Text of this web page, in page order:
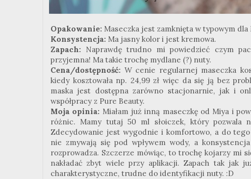
Opakowanie: Maseczka jest zamknięta w typowym
Konsystencja: Ma jasny kolor i jest kremowa.
Zapach: Naprawdę trudno mi powiedzieć czym
przyjemna! Ma takie trochę mydlane (?) nuty.
Cena/dostępność: W cenie regularnej maseczka
kiedy kosztowała np. 24,99 zł więc da się ją bez
maska jest dostępna zarówno stacjonarnie, jak i
współpracy z Pure Beauty.
Moja opinia: Miałam już inną maseczkę od Miya i
różnic. Mamy tutaj 50 ml słoiczek, który pozwala
Zdecydowanie jest wygodnie i komfortowo, a do
nie zmywają się pod wpływem wody, a
rozprowadza. Szczerze mówiąc, to trochę kojarzy mi
nakładać zbyt wiele przy aplikacji. Zapach tak jak
charakterystyczne, trudne do identyfikacji nuty. :D